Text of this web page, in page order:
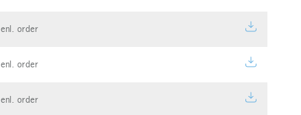
enl. order
enl. order
enl. order